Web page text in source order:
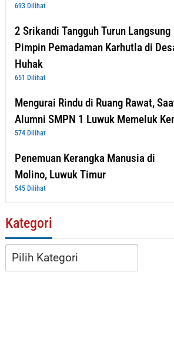
693 Dilihat
2 Srikandi Tangguh Turun Langsung
Pimpin Pemadaman Karhutla di
Huhak
651 Dilihat
Mengurai Rindu di Ruang Rawat,
Alumni SMPN 1 Luwuk Memeluk
574 Dilihat
Penemuan Kerangka Manusia di
Molino, Luwuk Timur
545 Dilihat
Kategori
Kategori